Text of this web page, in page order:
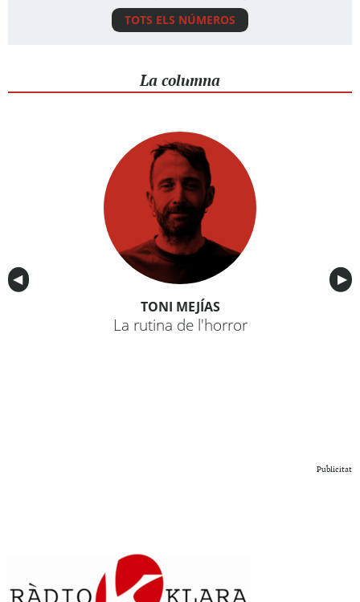
TOTS ELS NÚMEROS
La columna
Anterior
◀︎ ▶︎
TONI MEJÍAS
La rutina de l'horror
Publicitat